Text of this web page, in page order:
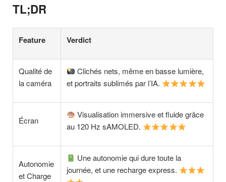
TL;DR
Feature Verdict
Qualité de
la caméra
Clichés nets, même en basse lumière,
et portraits sublimés par l’IA.
Écran
Visualisation immersive et fluide grâce
au 120 Hz sAMOLED.
Autonomie
et Charge
Une autonomie qui dure toute la
journée, et une recharge express.